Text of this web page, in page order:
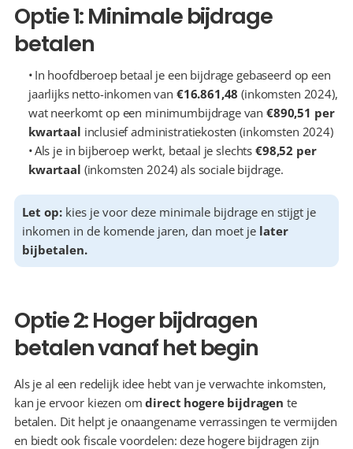
Optie 1: Minimale bijdrage
betalen
  In hoofdberoep betaal je een bijdrage gebaseerd op een
jaarlijks netto-inkomen van €16.861,48 (inkomsten 2024),
wat neerkomt op een minimumbijdrage van €890,51 per
kwartaal inclusief administratiekosten (inkomsten 2024)
  Als je in bijberoep werkt, betaal je slechts
€98,52 per
kwartaal (inkomsten 2024) als sociale bijdrage.
Let op: kies je voor deze minimale bijdrage en stijgt je
inkomen in de komende jaren, dan moet je later
bijbetalen.
Optie 2: Hoger bijdragen
betalen vanaf het begin
Als je al een redelijk idee hebt van je verwachte inkomsten,
kan je ervoor kiezen om direct hogere bijdragen te
betalen. Dit helpt je onaangename verrassingen te vermijden
en biedt ook fiscale voordelen: deze hogere bijdragen zijn